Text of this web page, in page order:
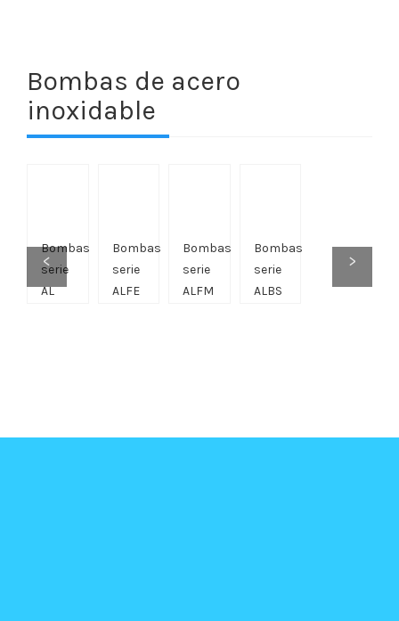
Bombas de acero
inoxidable
Bombas
serie
AL
Bombas
serie
ALFE
Bombas
serie
ALFM
Bombas
serie
ALBS
< >